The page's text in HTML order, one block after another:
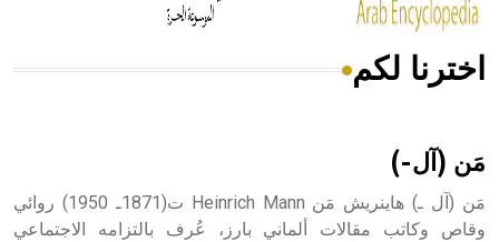
هل تعلم أن الأبسيد كلمة فرنسية اللفظ تم اعتمادها مصطلحاً
اخترنا لكم
مَن (آل-)
مَن (آل ـ) هاينريش مَن Heinrich Mann ت(1871ـ 1950) روائي
وقاص وكاتب مقالات ألماني بارز، عُرف بالتزامه الاجتماعي